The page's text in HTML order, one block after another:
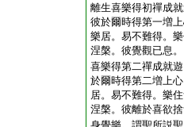
離生喜樂得初禪成
彼於爾時得第一増
樂居。易不難得。
涅槃。彼覺觀已息
喜樂得第二禪成就
於爾時得第二増上
居。易不難得。樂
涅槃。彼離於喜欲